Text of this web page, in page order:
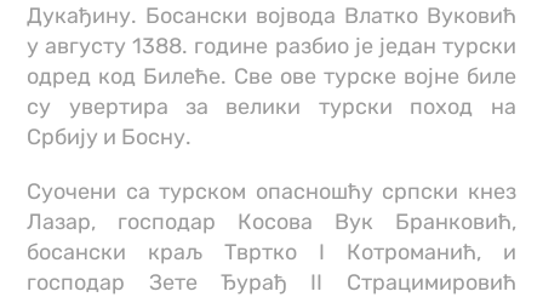
Дукађину. Босански војвода Влатко Вуковић
у августу 1388. године разбио је један турски
одред код Билеће. Све ове турске војне биле
су увертира за велики турски поход на
Србију и Босну.
Суочени са турском опасношћу српски кнез
Лазар, господар Косова Вук Бранковић,
босански краљ Твртко I Котроманић, и
господар Зете Ђурађ II Страцимировић